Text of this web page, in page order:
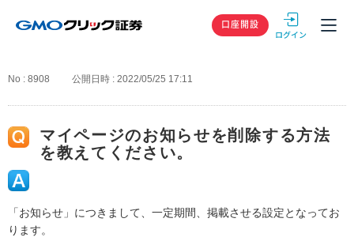
GMOクリック
口座開設
No : 8908 公開日時 : 2022/05/25 17:11
マイページのお知らせを削除する方法
を教えてください。
「お知らせ」につきまして、一定期間、掲載させる設定となってお
ります。